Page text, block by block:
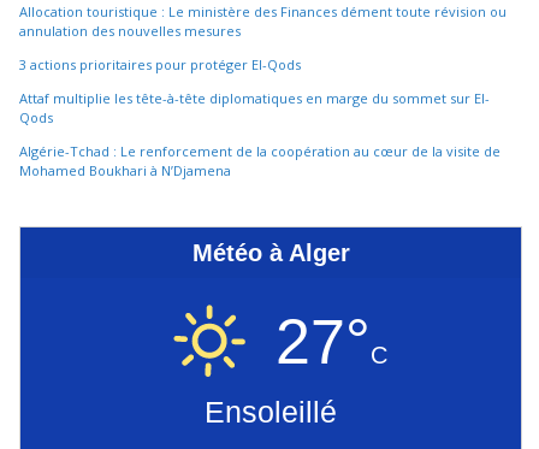
Allocation touristique : Le ministère des Finances dément toute révision ou
annulation des nouvelles mesures
3 actions prioritaires pour protéger El-Qods
Attaf multiplie les tête-à-tête diplomatiques en marge du sommet sur El-
Qods
Algérie-Tchad : Le renforcement de la coopération au cœur de la visite de
Mohamed Boukhari à N’Djamena
Météo à Alger
27°C
Ensoleillé